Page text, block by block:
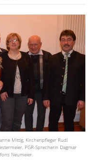
Mittig, Kirchenpfleger Rudi
PGR-Sprecherin Dagmar
Neumeier.